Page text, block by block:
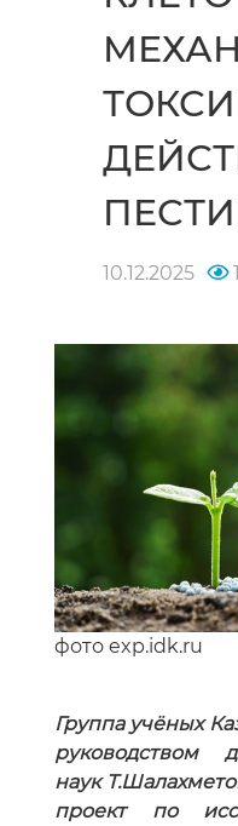
10.12.2025
фото exp.idk.ru
Группа учёных
руководством
наук
проект по